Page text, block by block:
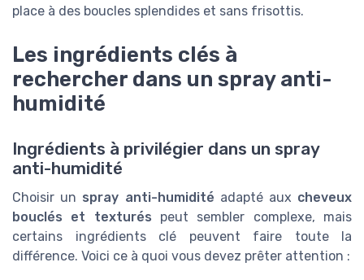
place à des boucles splendides et sans frisottis.
Les ingrédients clés à
rechercher dans un spray anti-
humidité
Ingrédients à privilégier dans un spray
anti-humidité
Choisir un spray anti-humidité adapté aux cheveux
bouclés et texturés peut sembler complexe, mais
certains ingrédients clé peuvent faire toute la
différence. Voici ce à quoi vous devez prêter attention :